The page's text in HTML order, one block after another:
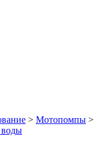
> Мотопомпы >
воды